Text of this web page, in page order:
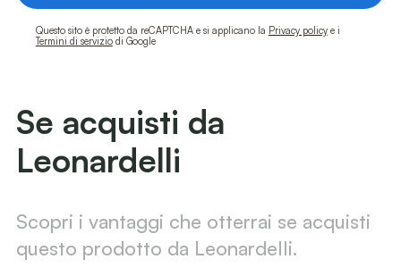
Questo sito è protetto da reCAPTCHA e si applicano la Privacy policye i
Termini di serviziodi Google
Se acquisti da
Leonardelli
Scopri i vantaggi che otterrai se acquisti
questo prodotto da Leonardelli.